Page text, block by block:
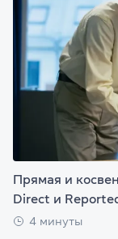
Прямая и
Direct и
4 минуты